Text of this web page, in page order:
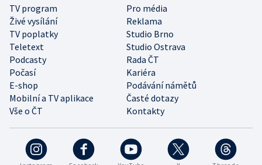
TV program
Pro média
Živé vysílání
Reklama
TV poplatky
Studio Brno
Teletext
Studio Ostrava
Podcasty
Rada ČT
Počasí
Kariéra
E-shop
Podávání námětů
Mobilní a TV aplikace
Časté dotazy
Vše o ČT
Kontakty